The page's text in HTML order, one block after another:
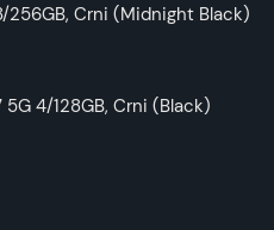
256GB, Crni (Midnight Black)
5G 4/128GB, Crni (Black)